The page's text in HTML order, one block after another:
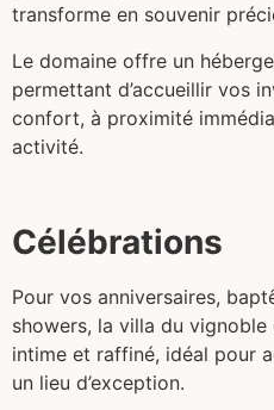
transforme en souvenir
Le domaine offre un
permettant d’accueillir vos
confort, à proximité
activité.
Célébrations
Pour vos anniversaires,
showers, la villa du
intime et raffiné, idéal pour
un lieu d’exception.